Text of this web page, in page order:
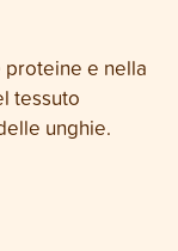
e nella
tessuto
unghie.